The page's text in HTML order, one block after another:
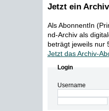
Jetzt ein
Als AbonnentIn
nd-Archiv als
beträgt jeweils nur
Jetzt das Archiv-
Login
Username